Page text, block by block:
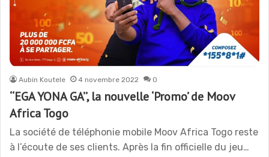
Aubin Koutele 4 novembre 2022 0
‘‘EGA YONA GA’’, la nouvelle ‘Promo’ de Moov
Africa Togo
La société de téléphonie mobile Moov Africa Togo reste
à l’écoute de ses clients. Après la fin officielle du jeu…